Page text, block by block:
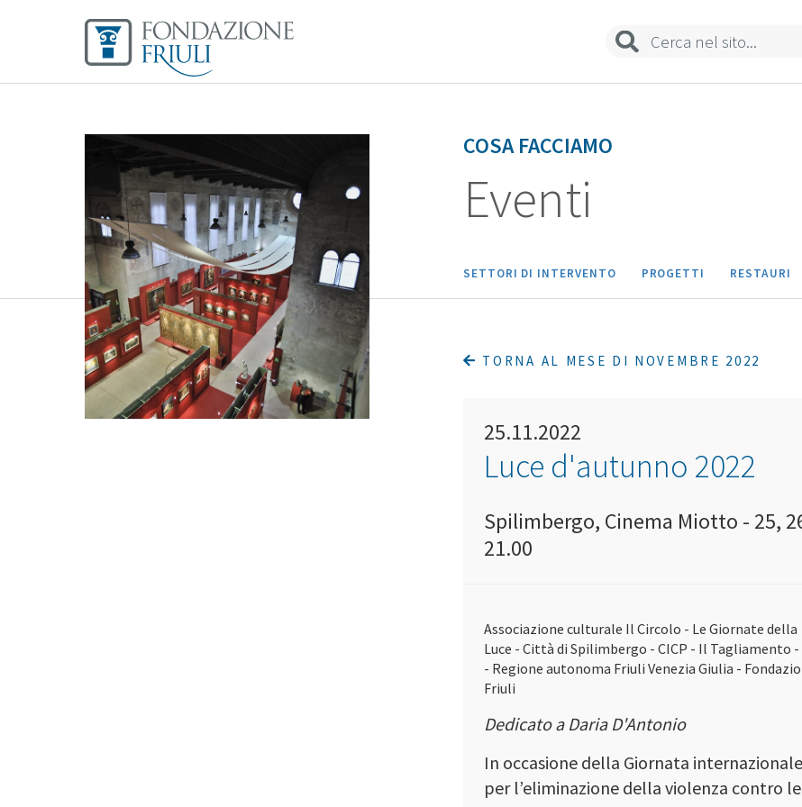
Sedi e contatti
COSA FACCIAMO
Eventi
SETTORI DI INTERVENTO PROGETTI RESTAURI
TORNA AL MESE DI NOVEMBRE 2022
25.11.2022
Luce d'autunno 2022
Spilimbergo, Cinema Miotto - 25,
21.00
Associazione culturale Il Circolo - Le Giornate della
Luce - Città di Spilimbergo - CICP - Il Tagliamento -
- Regione autonoma Friuli Venezia Giulia -
Friuli
Dedicato a Daria D'Antonio
In occasione della Giornata internazionale
per l’eliminazione della violenza contro le